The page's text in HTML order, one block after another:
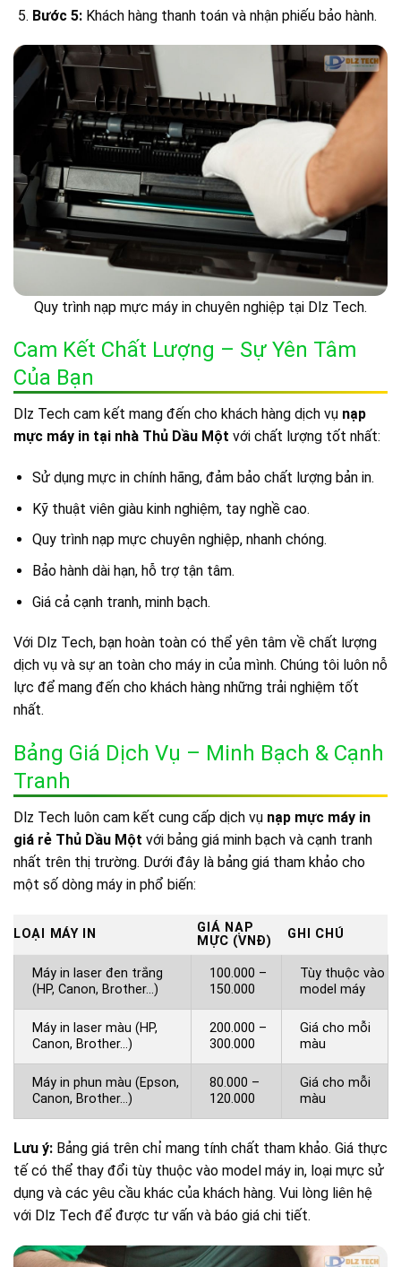
Bước 5:Khách hàng thanh toán và nhận phiếu bảo hành.
Quy trình nạp mực máy in chuyên nghiệp tại Dlz Tech.
Cam Kết Chất Lượng – Sự Yên Tâm
Của Bạn
Dlz Tech cam kết mang đến cho khách hàng dịch vụ nạp
mực máy in tại nhà Thủ Dầu Một với chất lượng tốt nhất:
Sử dụng mực in chính hãng, đảm bảo chất lượng bản in.
Kỹ thuật viên giàu kinh nghiệm, tay nghề cao.
Quy trình nạp mực chuyên nghiệp, nhanh chóng.
Bảo hành dài hạn, hỗ trợ tận tâm.
Giá cả cạnh tranh, minh bạch.
Với Dlz Tech, bạn hoàn toàn có thể yên tâm về chất lượng
dịch vụ và sự an toàn cho máy in của mình. Chúng tôi luôn nỗ
lực để mang đến cho khách hàng những trải nghiệm tốt
nhất.
Bảng Giá Dịch Vụ – Minh Bạch & Cạnh
Tranh
Dlz Tech luôn cam kết cung cấp dịch vụ nạp mực máy in
giá rẻ Thủ Dầu Một với bảng giá minh bạch và cạnh tranh
nhất trên thị trường. Dưới đây là bảng giá tham khảo cho
một số dòng máy in phổ biến:
LOẠI MÁY IN
GIÁ NẠP
MỰC (VNĐ)
GHI CHÚ
Máy in laser đen trắng
(HP, Canon, Brother…)
100.000 –
150.000
Tùy thuộc vào
model máy
Máy in laser màu (HP,
Canon, Brother…)
200.000 –
300.000
Giá cho mỗi
màu
Máy in phun màu (Epson,
Canon, Brother…)
80.000 –
120.000
Giá cho mỗi
màu
Lưu ý: Bảng giá trên chỉ mang tính chất tham khảo. Giá thực
tế có thể thay đổi tùy thuộc vào model máy in, loại mực sử
dụng và các yêu cầu khác của khách hàng. Vui lòng liên hệ
với Dlz Tech để được tư vấn và báo giá chi tiết.